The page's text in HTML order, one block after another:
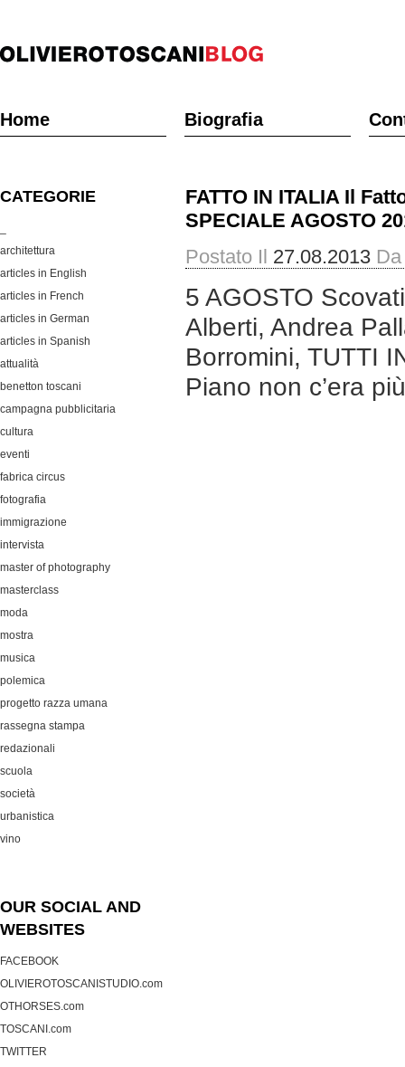
Home Biografia
CATEGORIE
architettura
articles in English
articles in French
articles in German
articles in Spanish
attualità
benetton toscani
campagna pubblicitaria
cultura
eventi
fabrica circus
fotografia
immigrazione
intervista
master of photography
masterclass
moda
mostra
musica
polemica
progetto razza umana
rassegna stampa
redazionali
scuola
società
urbanistica
vino
OUR SOCIAL AND
WEBSITES
FACEBOOK
OLIVIEROTOSCANISTUDIO.com
OTHORSES.com
TOSCANI.com
TWITTER
FATTO IN ITALIA Il
SPECIALE AGOSTO
Postato Il 27.08.2013 Da
5 AGOSTO
Alberti, Andrea
Borromini, TUTTI
Piano non c’era